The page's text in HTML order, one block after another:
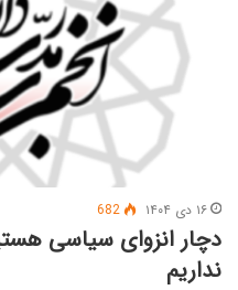
۱۶ دی ۱۴۰۴ 682
دچار انزوای سیاسی
نداریم